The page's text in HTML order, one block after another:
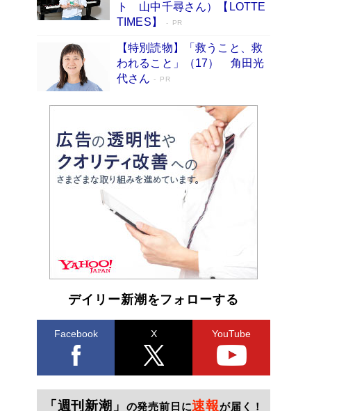
ト 山中千尋さん）【LOTTE
TIMES】
PR
【特別読物】「救うこと、救
われること」（17） 角田光
代さん
PR
デイリー新潮をフォローする
Facebook X YouTube
「週刊新潮」 の発売前日に速報が届く！